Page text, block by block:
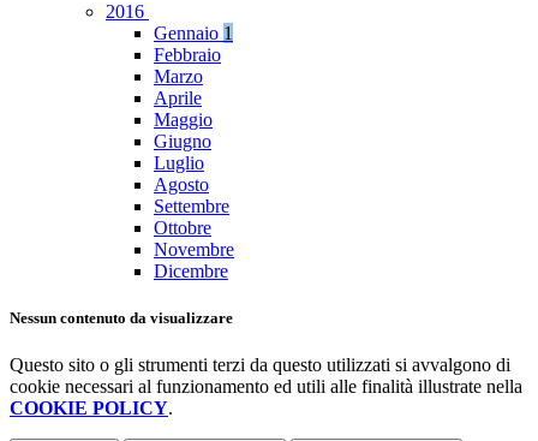
2016
Gennaio 1
Febbraio
Marzo
Aprile
Maggio
Giugno
Luglio
Agosto
Settembre
Ottobre
Novembre
Dicembre
Nessun contenuto da visualizzare
Questo sito o gli strumenti terzi da questo utilizzati si avvalgono di
cookie necessari al funzionamento ed utili alle finalità illustrate nella
COOKIE POLICY.